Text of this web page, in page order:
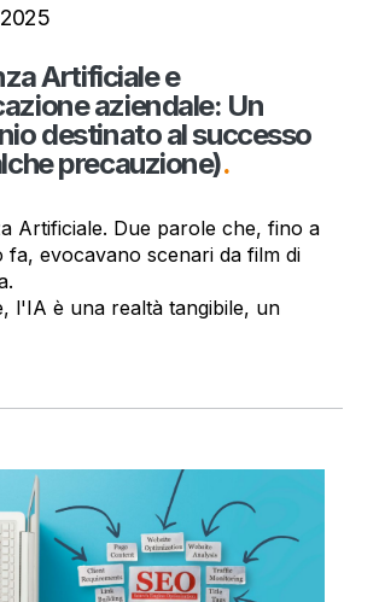
Artificiale e
aziendale: Un
destinato al successo
precauzione).
Artificiale. Due parole che, fino a
fa, evocavano scenari da film di
l'IA è una realtà tangibile, un